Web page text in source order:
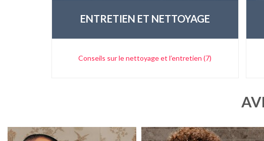
ENTRETIEN ET NETTOYAGE
Conseils sur le nettoyage et l’entretien (7)